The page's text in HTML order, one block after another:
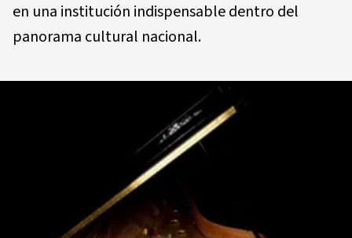
en una institución indispensable dentro del
panorama cultural nacional.